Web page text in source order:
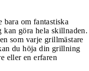
om fantastiska
kan göra hela skillnaden.
som varje grillmästare
du höja din grillning
eller en erfaren